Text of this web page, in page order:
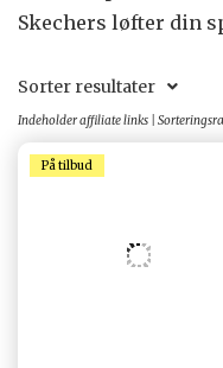
Skechers løfter din
Sorter resultater
Indeholder affiliate links |
På tilbud